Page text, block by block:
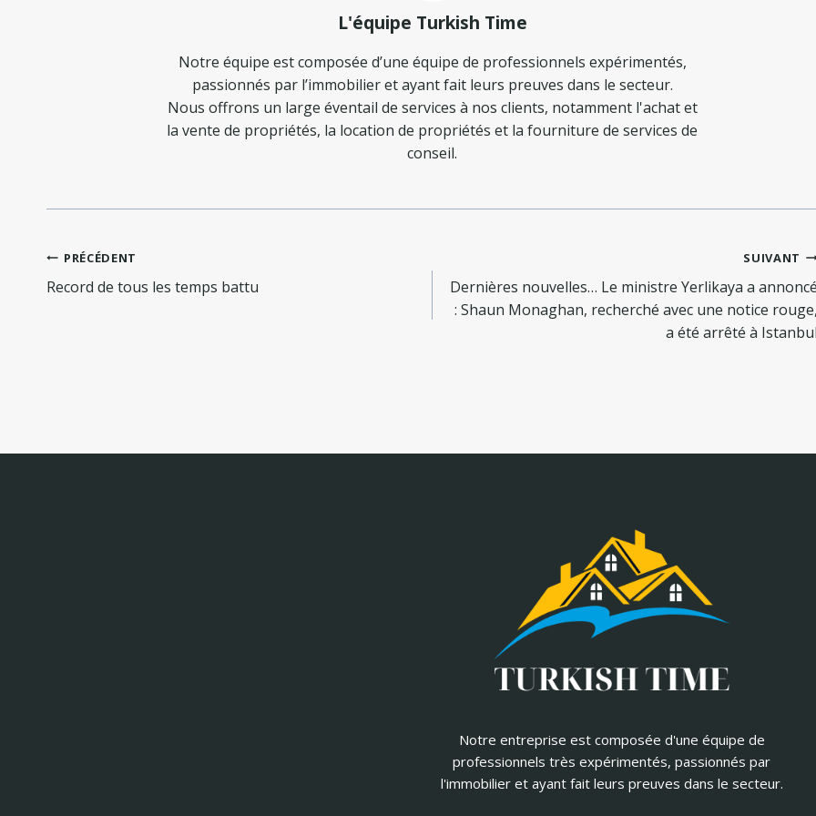
L'équipe Turkish Time
Notre équipe est composée d’une équipe de professionnels expérimentés,
passionnés par l’immobilier et ayant fait leurs preuves dans le secteur.
Nous offrons un large éventail de services à nos clients, notamment l'achat et
la vente de propriétés, la location de propriétés et la fourniture de services de
conseil.
Navigation
de
l’article
PRÉCÉDENT
Record de tous les temps battu
SUIVANT
Dernières nouvelles… Le ministre Yerlikaya a annoncé
: Shaun Monaghan, recherché avec une notice rouge,
a été arrêté à Istanbul
Notre entreprise est composée d'une équipe de
professionnels très expérimentés, passionnés par
l'immobilier et ayant fait leurs preuves dans le secteur.